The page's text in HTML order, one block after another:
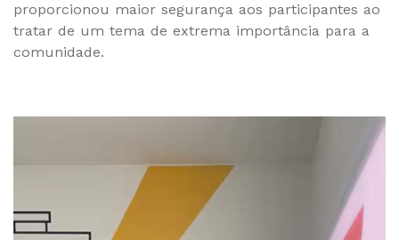
proporcionou maior segurança aos participantes ao
tratar de um tema de extrema importância para a
comunidade.